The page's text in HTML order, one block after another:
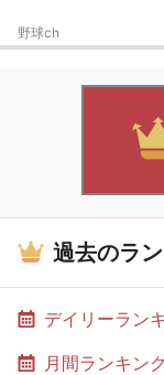
野球ch
過去のラ
デイリーラン
月間ランキン